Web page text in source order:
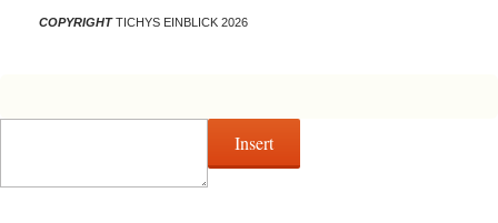
COPYRIGHTTICHYS EINBLICK 2026
Insert